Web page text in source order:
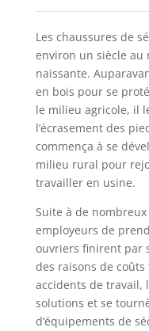
Les chaussures de
environ un siècle au
naissante.
en bois pour se
le milieu agricole, il
l’écrasement des
commença à se
milieu rural pour
travailler en usine.
Suite à de
employeurs de
ouvriers finirent par
des raisons de
accidents de travail,
solutions et se
d’équipements de